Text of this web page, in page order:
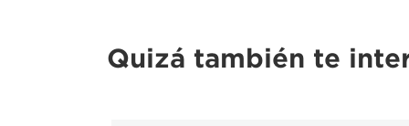
Quizá también te